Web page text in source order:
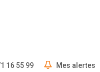
16 55 99 Mes alertes